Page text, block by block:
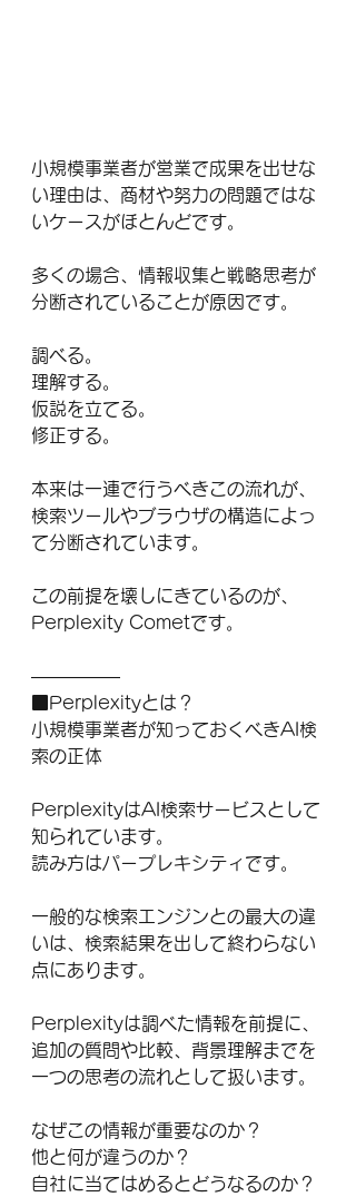
小規模事業者が営業で成果を出せな
い理由は、商材や努力の問題ではな
いケースがほとんどです。
多くの場合、情報収集と戦略思考が
分断されていることが原因です。
調べる。
理解する。
仮説を立てる。
修正する。
本来は一連で行うべきこの流れが、
検索ツールやブラウザの構造によっ
て分断されています。
この前提を壊しにきているのが、
Perplexity Cometです。
―――――
■Perplexityとは？
小規模事業者が知っておくべきAI検
索の正体
PerplexityはAI検索サービスとして
知られています。
読み方はパープレキシティです。
一般的な検索エンジンとの最大の違
いは、検索結果を出して終わらない
点にあります。
Perplexityは調べた情報を前提に、
追加の質問や比較、背景理解までを
一つの思考の流れとして扱います。
なぜこの情報が重要なのか？
他と何が違うのか？
自社に当てはめるとどうなるのか？